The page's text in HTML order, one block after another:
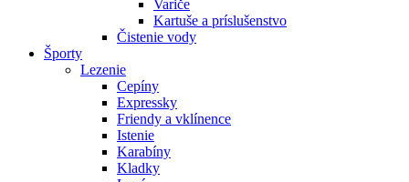
Variče
Kartuše a príslušenstvo
Čistenie vody
Športy
Lezenie
Cepíny
Expressky
Friendy a vklínence
Istenie
Karabíny
Kladky